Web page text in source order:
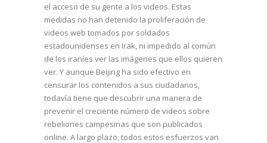
el acceso de su gente a los videos. Estas
medidas no han detenido la proliferación de
videos web tomados por soldados
estadounidenses en Irak, ni impedido al común
de los iraníes ver las imágenes que ellos quieren
ver. Y aunque Beijing ha sido efectivo en
censurar los contenidos a sus ciudadanos,
todavía tiene que descubrir una manera de
prevenir el creciente número de videos sobre
rebeliones campesinas que son publicados
online. A largo plazo, todos estos esfuerzos van